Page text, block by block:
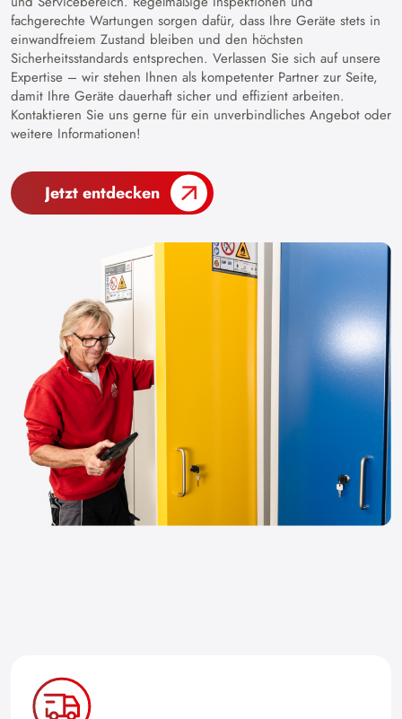
fachgerechte Wartungen sorgen dafür, dass Ihre Geräte stets in
einwandfreiem Zustand bleiben und den höchsten
Sicherheitsstandards entsprechen. Verlassen Sie sich auf unsere
Expertise – wir stehen Ihnen als kompetenter Partner zur Seite,
damit Ihre Geräte dauerhaft sicher und effizient arbeiten.
Kontaktieren Sie uns gerne für ein unverbindliches Angebot oder
weitere Informationen!
Jetzt entdecken